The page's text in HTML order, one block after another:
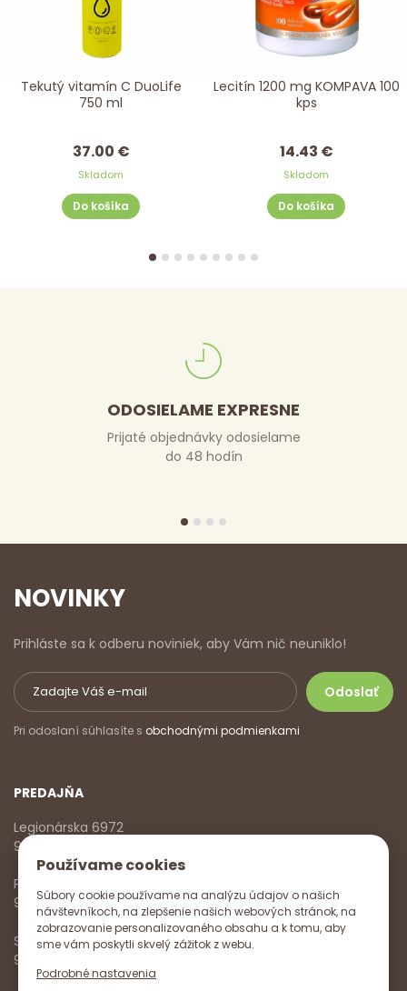
Používame cookies
Súbory cookie používame na analýzu údajov o našich
návštevníkoch, na zlepšenie našich webových stránok, na
zobrazovanie personalizovaného obsahu a k tomu, aby
sme vám poskytli skvelý zážitok z webu.
Podrobné nastavenia
Tekutý vitamín C DuoLife
750 ml
37.00 €
Skladom
Do košíka
Lecitín 1200 mg KOMPAVA 100
kps
14.43 €
Skladom
Do košíka
ODOSIELAME EXPRESNE
Prijaté objednávky odosielame
do 48 hodín
NOVINKY
Prihláste sa k odberu noviniek, aby Vám nič neuniklo!
Pri odoslaní súhlasíte s obchodnými podmienkami
PREDAJŇA
Legionárska 6972
911 01 Trenčín
Pondelok - Piatok
9:00 - 17:00
Sobota
9:00 - 12:00